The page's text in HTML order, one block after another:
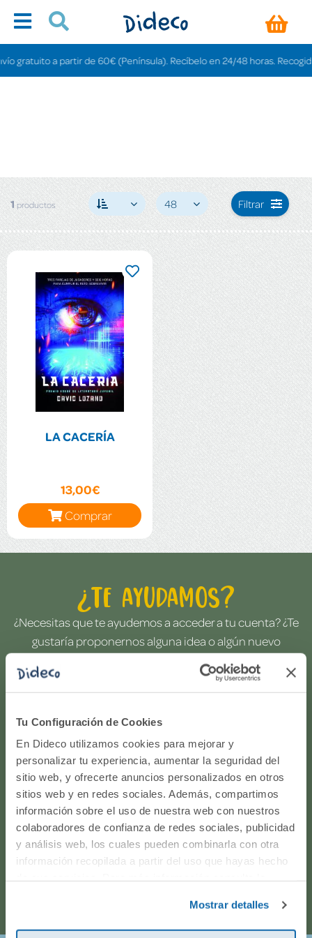
Tu Configuración de Cookies
En Dideco utilizamos cookies para mejorar y
personalizar tu experiencia, aumentar la seguridad del
sitio web, y ofrecerte anuncios personalizados en otros
sitios web y en redes sociales. Además, compartimos
información sobre el uso de nuestra web con nuestros
colaboradores de confianza de redes sociales, publicidad
y análisis web, los cuales pueden combinarla con otra
información recopilada a partir del uso que hayas hecho
Mostrar detalles
gratuito a partir de 60€ (Península). Recíbelo en 24/48 horas. Recogida
1 productos 48 Filtrar
LA CACERÍA
13,00€
Comprar
¿Te ayudamos?
¿Necesitas que te ayudemos a acceder a tu cuenta? ¿Te
gustaría proponernos alguna idea o algún nuevo
producto? ¿Has realizado un pedido y quieres saber si
todo va viento en popa? Ponte en contacto con
nosotros.
916597360
Correo electrónico
Horario de atención telefónica: de Lunes a Viernes, de
9:00h a 17:00h.